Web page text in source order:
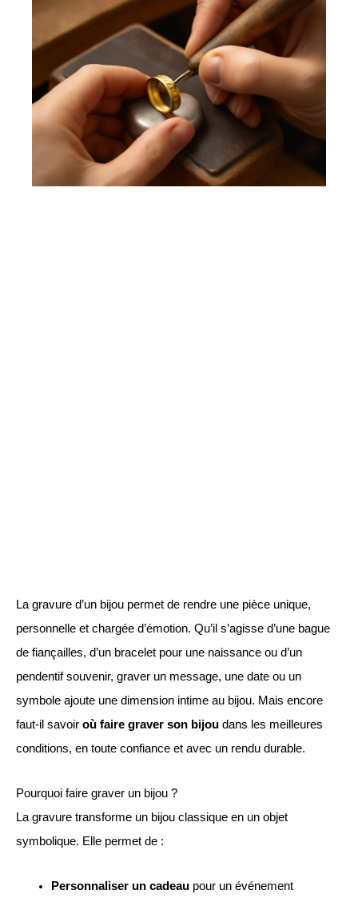
La gravure d’un bijou permet de rendre une pièce unique,
personnelle et chargée d’émotion. Qu’il s’agisse d’une bague
de fiançailles, d’un bracelet pour une naissance ou d’un
pendentif souvenir, graver un message, une date ou un
symbole ajoute une dimension intime au bijou. Mais encore
faut-il savoir où faire graver son bijou dans les meilleures
conditions, en toute confiance et avec un rendu durable.
Pourquoi faire graver un bijou ?
La gravure transforme un bijou classique en un objet
symbolique. Elle permet de :
Personnaliser un cadeaupour un événement